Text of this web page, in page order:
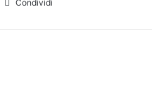
Condividi